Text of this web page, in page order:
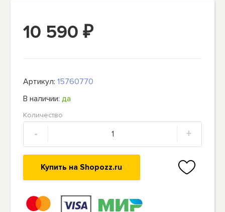
10 590₽
Артикул:15760770
В наличии:да
Количество
- +
Купить на Shopozz.ru